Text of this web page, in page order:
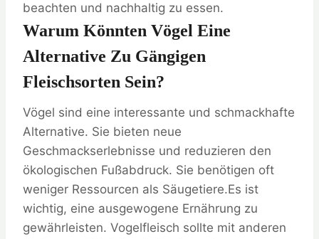
beachten und nachhaltig zu essen.
Warum Könnten Vögel Eine
Alternative Zu Gängigen
Fleischsorten Sein?
Vögel sind eine interessante und schmackhafte
Alternative. Sie bieten neue
Geschmackserlebnisse und reduzieren den
ökologischen Fußabdruck. Sie benötigen oft
weniger Ressourcen als Säugetiere.Es ist
wichtig, eine ausgewogene Ernährung zu
gewährleisten. Vogelfleisch sollte mit anderen